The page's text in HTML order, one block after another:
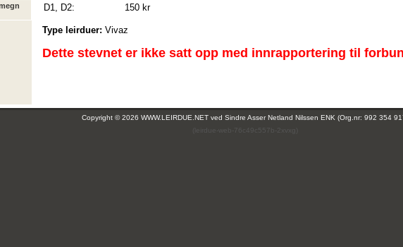
D1, D2:
150 kr
Type leirduer: Vivaz
Dette stevnet er ikke satt opp med innrapportering til
Copyright © 2026 WWW.LEIRDUE.NET ved Sindre Asser Netland Nilssen ENK (Org.nr: 992 354
(leirdue-web-76c49c557b-2xvxg)